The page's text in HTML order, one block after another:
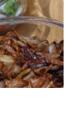
مجدّرة
لبنانية